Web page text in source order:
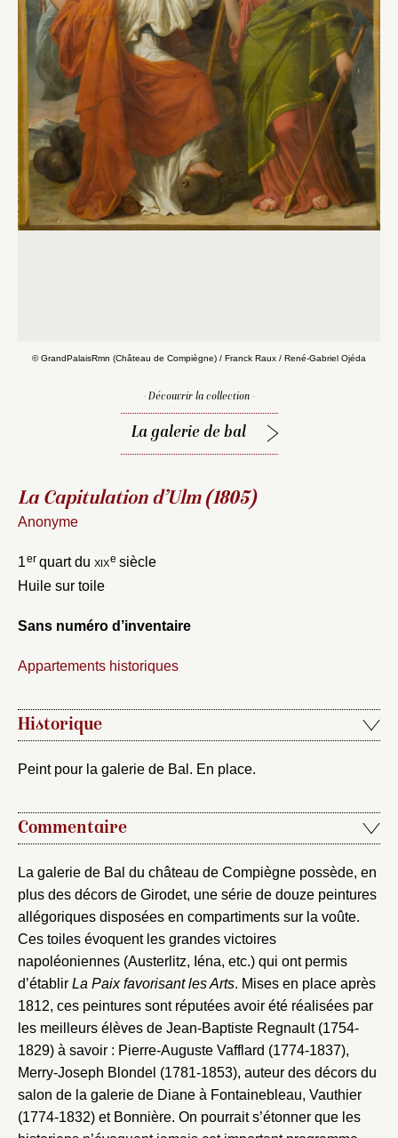
© GrandPalaisRmn (Château de Compiègne) / Franck Raux / René-Gabriel Ojéda
- Découvrir la collection -
La galerie de bal
La Capitulation d’Ulm (1805)
Anonyme
1erquart du xixe siècle
Huile sur toile
Sans numéro d’inventaire
Appartements historiques
Historique
Peint pour la galerie de Bal. En place.
Commentaire
La galerie de Bal du château de Compiègne possède, en
plus des décors de Girodet, une série de douze peintures
allégoriques disposées en compartiments sur la voûte.
Ces toiles évoquent les grandes victoires
napoléoniennes (Austerlitz, Iéna, etc.) qui ont permis
d’établir La Paix favorisant les Arts. Mises en place après
1812, ces peintures sont réputées avoir été réalisées par
les meilleurs élèves de Jean-Baptiste Regnault (1754-
1829) à savoir : Pierre-Auguste Vafflard (1774-1837),
Merry-Joseph Blondel (1781-1853), auteur des décors du
salon de la galerie de Diane à Fontainebleau, Vauthier
(1774-1832) et Bonnière. On pourrait s’étonner que les